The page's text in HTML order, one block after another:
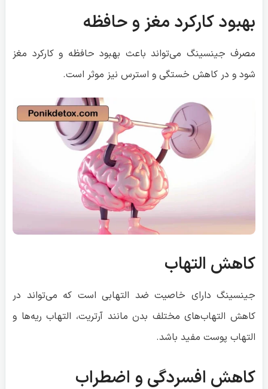
بهبود کارکرد مغز و حافظه
مصرف جینسینگ می‌تواند باعث بهبود حافظه و کارکرد مغز
شود و در کاهش خستگی و استرس نیز موثر است.
کاهش التهاب
جینسینگ دارای خاصیت ضد التهابی است که می‌تواند در
کاهش التهاب‌های مختلف بدن مانند آرتریت، التهاب ریه‌ها و
التهاب پوست مفید باشد.
کاهش افسردگی و اضطراب